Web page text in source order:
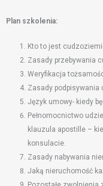
Plan szkolenia:
Kto to jest
Zasady przebywania
Weryfikacja
Zasady podpisywania
Język umowy- kiedy
Pełnomocnictwo
klauzula apostille –
konsulacie.
Zasady nabywania
Jaką nieruchomość